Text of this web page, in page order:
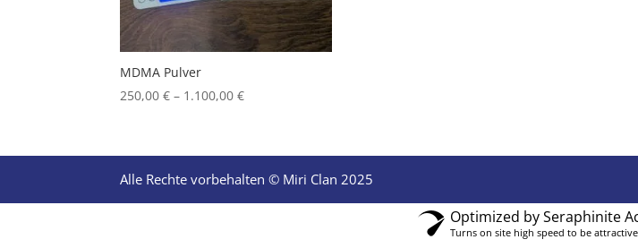
MDMA Pulver
250,00€ – 1.100,00€Price
through
1.100,00 €
Alle Rechte vorbehalten © Miri Clan 2025
Optimized by Seraphinite
Turns on site high speed to be